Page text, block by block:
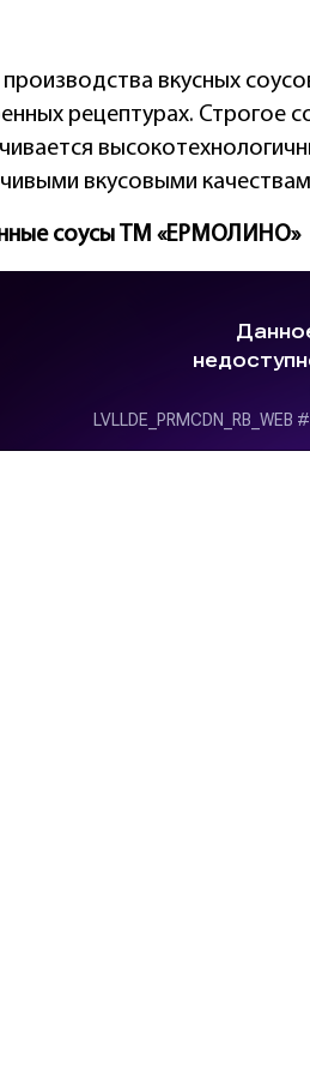
производства вкусных
рецептурах. Строгое
вкусовыми
соусы ТМ «ЕРМОЛИНО»